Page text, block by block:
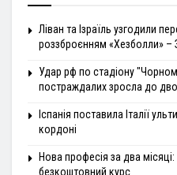
Ліван та Ізраїль узгодили
роззброєнням «Хезболли» –
Удар рф по стадіону
постраждалих зросла до
Іспанія поставила Італії
кордоні
Нова професія за два
безкоштовний курс